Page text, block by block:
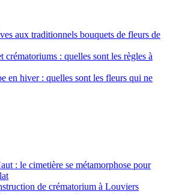
aux traditionnels bouquets de fleurs de
crématoriums : quelles sont les règles à
en hiver : quelles sont les fleurs qui ne
: le cimetière se métamorphose pour
de crématorium à Louviers